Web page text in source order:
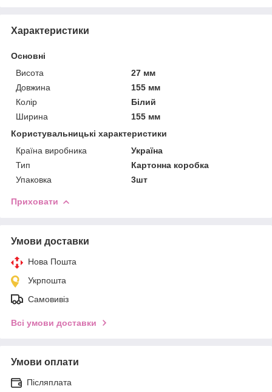
Характеристики
Основні
Висота
27 мм
Довжина
155 мм
Колір
Білий
Ширина
155 мм
Користувальницькі характеристики
Країна виробника
Україна
Тип
Картонна коробка
Упаковка
3шт
Приховати
Умови доставки
Нова Пошта
Укрпошта
Самовивіз
Всі умови доставки
Умови оплати
Післяплата